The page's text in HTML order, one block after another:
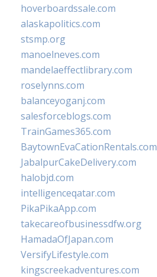
hoverboardssale.com
alaskapolitics.com
stsmp.org
manoelneves.com
mandelaeffectlibrary.com
roselynns.com
balanceyoganj.com
salesforceblogs.com
TrainGames365.com
BaytownEvaCationRentals.com
JabalpurCakeDelivery.com
halobjd.com
intelligenceqatar.com
PikaPikaApp.com
takecareofbusinessdfw.org
HamadaOfJapan.com
VersifyLifestyle.com
kingscreekadventures.com